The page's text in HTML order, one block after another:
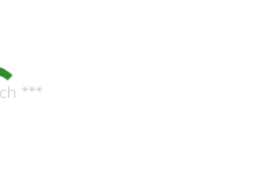
***